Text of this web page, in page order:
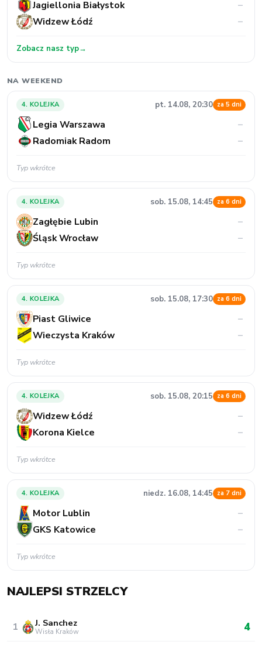
Jagiellonia Białystok
–
Widzew Łódź
–
Zobacz nasz typ→
NA WEEKEND
4. KOLEJKA pt. 14.08, 20:30 za 5 dni
Legia Warszawa
–
Radomiak Radom
–
Typ wkrótce
4. KOLEJKA sob. 15.08, 14:45 za 6 dni
Zagłębie Lubin
–
Śląsk Wrocław
–
Typ wkrótce
4. KOLEJKA sob. 15.08, 17:30 za 6 dni
Piast Gliwice
–
Wieczysta Kraków
–
Typ wkrótce
4. KOLEJKA sob. 15.08, 20:15 za 6 dni
Widzew Łódź
–
Korona Kielce
–
Typ wkrótce
4. KOLEJKA niedz. 16.08, 14:45 za 7 dni
Motor Lublin
–
GKS Katowice
–
Typ wkrótce
NAJLEPSI STRZELCY
1 J. Sanchez
Wisła Kraków 4